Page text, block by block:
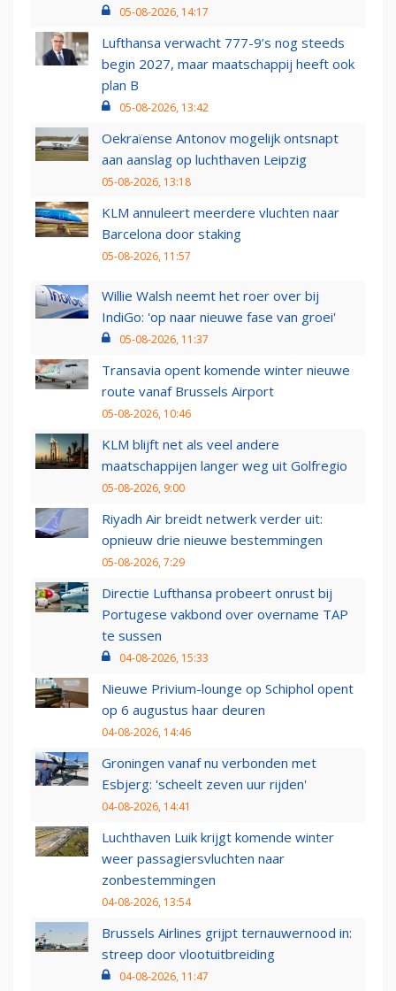
05-08-2026, 14:17
Lufthansa verwacht 777-9’s nog steeds
begin 2027, maar maatschappij heeft ook
plan B
05-08-2026, 13:42
Oekraïense Antonov mogelijk ontsnapt
aan aanslag op luchthaven Leipzig
05-08-2026, 13:18
KLM annuleert meerdere vluchten naar
Barcelona door staking
05-08-2026, 11:57
Willie Walsh neemt het roer over bij
IndiGo: 'op naar nieuwe fase van groei'
05-08-2026, 11:37
Transavia opent komende winter nieuwe
route vanaf Brussels Airport
05-08-2026, 10:46
KLM blijft net als veel andere
maatschappijen langer weg uit Golfregio
05-08-2026, 9:00
Riyadh Air breidt netwerk verder uit:
opnieuw drie nieuwe bestemmingen
05-08-2026, 7:29
Directie Lufthansa probeert onrust bij
Portugese vakbond over overname TAP
te sussen
04-08-2026, 15:33
Nieuwe Privium-lounge op Schiphol opent
op 6 augustus haar deuren
04-08-2026, 14:46
Groningen vanaf nu verbonden met
Esbjerg: 'scheelt zeven uur rijden'
04-08-2026, 14:41
Luchthaven Luik krijgt komende winter
weer passagiersvluchten naar
zonbestemmingen
04-08-2026, 13:54
Brussels Airlines grijpt ternauwernood in:
streep door vlootuitbreiding
04-08-2026, 11:47